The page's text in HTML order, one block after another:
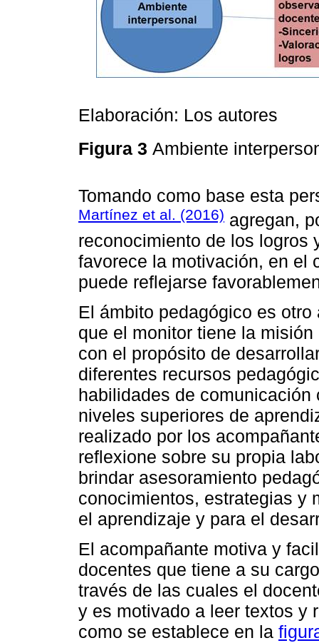
Elaboración: Los autores
Figura 3 Ambiente
Tomando como base esta
Martínez et al. (2016) agregan,
reconocimiento de los logros
favorece la motivación, en el
puede reflejarse
El ámbito pedagógico es
que el monitor tiene la
con el propósito de
diferentes recursos
habilidades de
niveles superiores de
realizado por los
reflexione sobre su propia
brindar asesoramiento
conocimientos, estrategias y
el aprendizaje y para el
El acompañante motiva y
docentes que tiene a su
través de las cuales el
y es motivado a leer textos y
como se establece en la